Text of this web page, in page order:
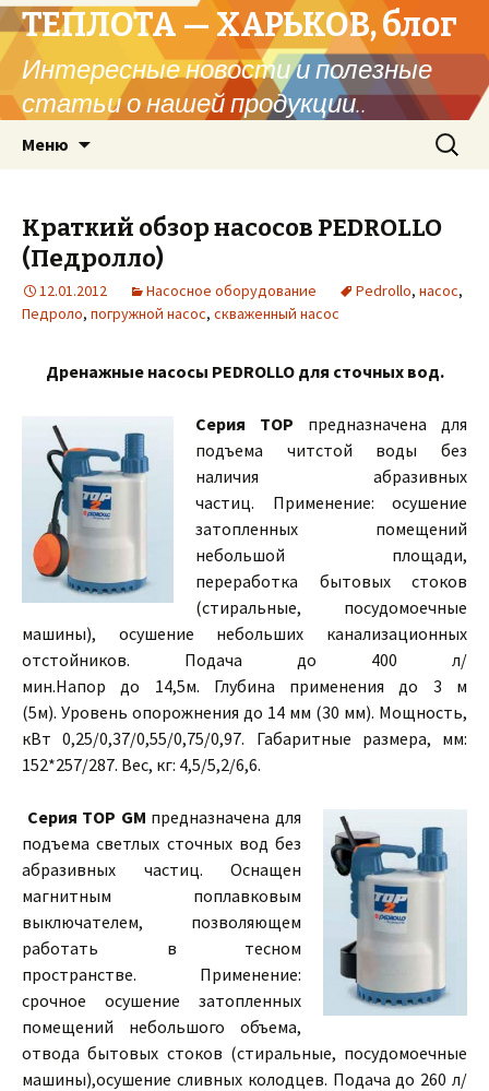
ТЕПЛОТА — ХАРЬКОВ, блог
Интересные новости и полезные
статьи о нашей продукции..
Меню Найти:
Краткий обзор насосов PEDROLLO
(Педролло)
12.01.2012 Насосное оборудование Pedrollo, насос,
Педроло, погружной насос, скваженный насос
Дренажные насосы PEDROLLO для сточных вод.
Серия ТОР предназначена для
подъема читстой воды без
наличия абразивных
частиц. Применение: осушение
затопленных помещений
небольшой площади,
переработка бытовых стоков
(стиральные, посудомоечные
машины), осушение небольших канализационных
отстойников. Подача до 400 л/
мин.Напор до 14,5м. Глубина применения до 3 м
(5м). Уровень опорожнения до 14 мм (30 мм). Мощность,
кВт 0,25/0,37/0,55/0,75/0,97. Габаритные размера, мм:
152*257/287. Вес, кг: 4,5/5,2/6,6.
Серия ТОР GM предназначена для
подъема светлых сточных вод без
абразивных частиц. Оснащен
магнитным поплавковым
выключателем, позволяющем
работать в тесном
пространстве. Применение:
срочное осушение затопленных
помещений небольшого объема,
отвода бытовых стоков (стиральные, посудомоечные
машины),осушение сливных колодцев. Подача до 260 л/